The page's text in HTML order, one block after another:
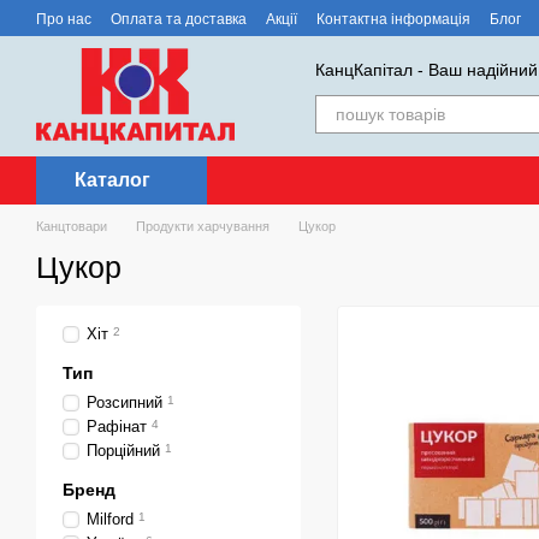
Перейти до основного контенту
Про нас Оплата та доставка Акції Контактна інформація Блог
КанцКапітал - Ваш
Каталог
Канцтовари Продукти харчування Цукор
Цукор
Хіт 2
Тип
Розсипний 1
Рафінат 4
Порційний 1
Бренд
Milford 1